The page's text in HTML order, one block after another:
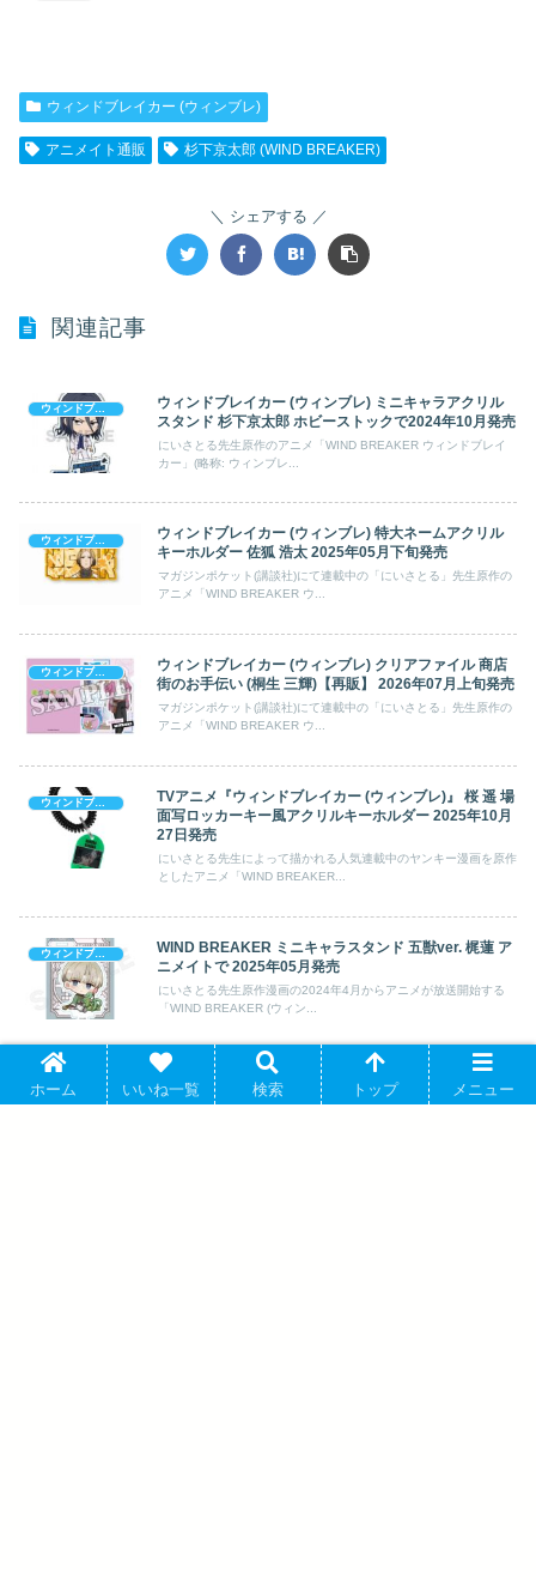
ウィンドブレイカー (ウィンブレ)
アニメイト通販 杉下京太郎 (WIND BREAKER)
シェアする
関連記事
ウィンドブレイカー (ウィンブレ)
ウィンドブレイカー (ウィンブレ) ミニキャラアクリル
スタンド 杉下京太郎 ホビーストックで2024年10月発売
にいさとる先生原作のアニメ「WIND BREAKER ウィンドブレイ
カー」(略称: ウィンブレ...
ウィンドブレイカー (ウィンブレ)
ウィンドブレイカー (ウィンブレ) 特大ネームアクリル
キーホルダー 佐狐 浩太 2025年05月下旬発売
マガジンポケット(講談社)にて連載中の「にいさとる」先生原作の
アニメ「WIND BREAKER ウ...
ウィンドブレイカー (ウィンブレ)
ウィンドブレイカー (ウィンブレ) クリアファイル 商店
街のお手伝い (桐生 三輝)【再販】 2026年07月上旬発売
マガジンポケット(講談社)にて連載中の「にいさとる」先生原作の
アニメ「WIND BREAKER ウ...
ウィンドブレイカー (ウィンブレ)
TVアニメ『ウィンドブレイカー (ウィンブレ)』 桜 遥 場
面写ロッカーキー風アクリルキーホルダー 2025年10月
27日発売
にいさとる先生によって描かれる人気連載中のヤンキー漫画を原作
としたアニメ「WIND BREAKER...
ウィンドブレイカー (ウィンブレ)
WIND BREAKER ミニキャラスタンド 五獣ver. 梶蓮 ア
ニメイトで 2025年05月発売
にいさとる先生原作漫画の2024年4月からアニメが放送開始する
「WIND BREAKER (ウィン...
ウィンドブレイカー (ウィンブレ) アクリルスタンド 商
店街のお手伝い (柘浦 大河) 2025年04月中旬発売
ホーム いいね一覧 検索 トップ メニュー